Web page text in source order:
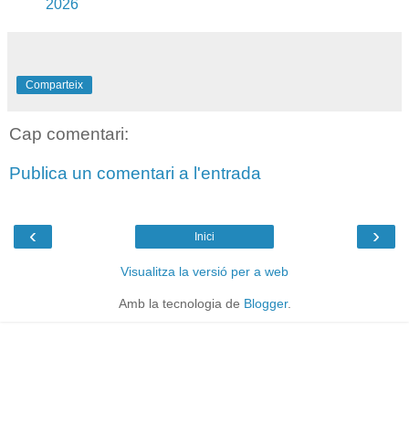
2026
Comparteix
Cap comentari:
Publica un comentari a l'entrada
‹ ›
Inici
Visualitza la versió per a web
Amb la tecnologia de Blogger.